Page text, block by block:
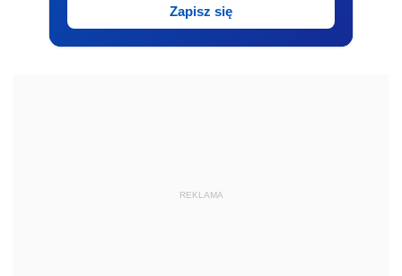
Zapisz się
REKLAMA